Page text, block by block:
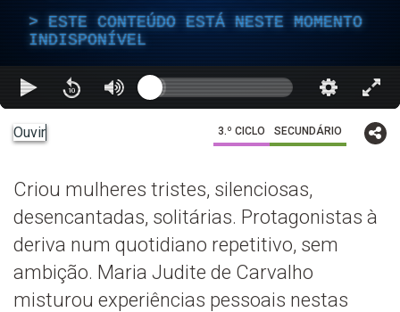
ESTE CONTEÚDO ESTÁ NESTE MOMENTO
INDISPONÍVEL
Ouvir 3.º CICLO SECUNDÁRIO
Criou mulheres tristes, silenciosas,
desencantadas, solitárias. Protagonistas à
deriva num quotidiano repetitivo, sem
ambição. Maria Judite de Carvalho
misturou experiências pessoais nestas